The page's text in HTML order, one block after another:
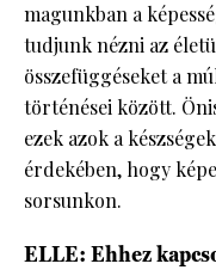
magunkban a
tudjunk nézni az
összefüggéseket a
történései között.
ezek azok a
érdekében, hogy
sorsunkon.
ELLE: Ehhez